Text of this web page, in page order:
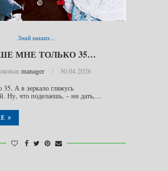
Знай наших...
МНЕ ТОЛЬКО 35…
manager
30.04.2026
А в зеркало гляжусь
Ну, что поделаешь, – ни дать,…